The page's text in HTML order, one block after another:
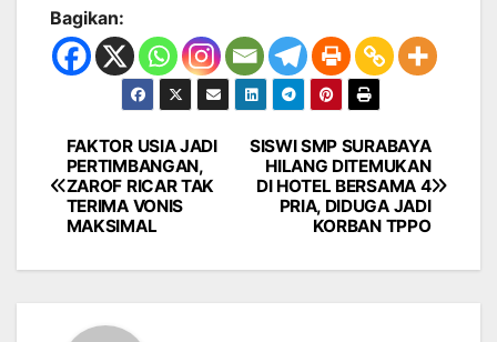
Bagikan:
Navigasi
pos
SISWI SMP SURABAYA
HILANG DITEMUKAN
DI HOTEL BERSAMA 4
PRIA, DIDUGA JADI
KORBAN TPPO
FAKTOR USIA JADI
PERTIMBANGAN,
ZAROF RICAR TAK
TERIMA VONIS
MAKSIMAL